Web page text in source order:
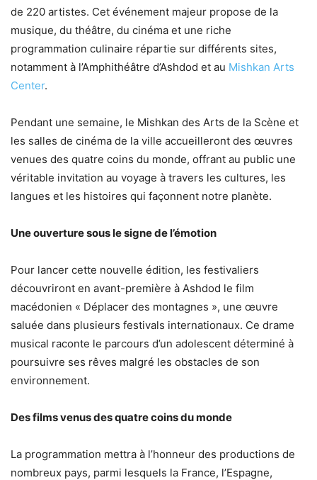
de 220 artistes. Cet événement majeur propose de la
musique, du théâtre, du cinéma et une riche
programmation culinaire répartie sur différents sites,
notamment à l’Amphithéâtre d’Ashdod et au Mishkan Arts
Center.
Pendant une semaine, le Mishkan des Arts de la Scène et
les salles de cinéma de la ville accueilleront des œuvres
venues des quatre coins du monde, offrant au public une
véritable invitation au voyage à travers les cultures, les
langues et les histoires qui façonnent notre planète.
Une ouverture sous le signe de l’émotion
Pour lancer cette nouvelle édition, les festivaliers
découvriront en avant-première à Ashdod le film
macédonien « Déplacer des montagnes », une œuvre
saluée dans plusieurs festivals internationaux. Ce drame
musical raconte le parcours d’un adolescent déterminé à
poursuivre ses rêves malgré les obstacles de son
environnement.
Des films venus des quatre coins du monde
La programmation mettra à l’honneur des productions de
nombreux pays, parmi lesquels la France, l’Espagne,